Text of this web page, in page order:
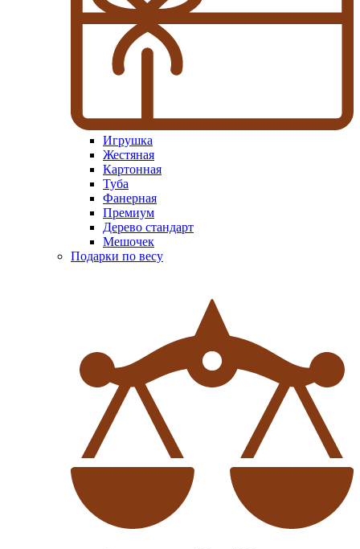
Игрушка
Жестяная
Картонная
Туба
Фанерная
Премиум
Дерево стандарт
Мешочек
Подарки по весу